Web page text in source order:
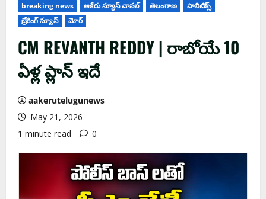
breaking news ఆకేరు న్యూస్ చానల్ తెలంగాణ
పాలిటిక్స్
బ్రేకింగ్ న్యూస్
మోర్
CM REVANTH REDDY | రాబోయే 10
ఏళ్ల ప్లాన్ ఇదే
aakerutelugunews
May 21, 2026
1 minute read
0